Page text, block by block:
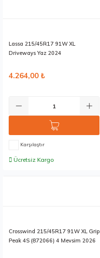
Lassa 215/45R17 91W XL
Driveways Yaz 2024
4.264,00 ₺
Karşılaştır
Ücretsiz Kargo
Crosswind 215/45R17 91W XL Grip
Peak 4S (872066) 4 Mevsim 2026